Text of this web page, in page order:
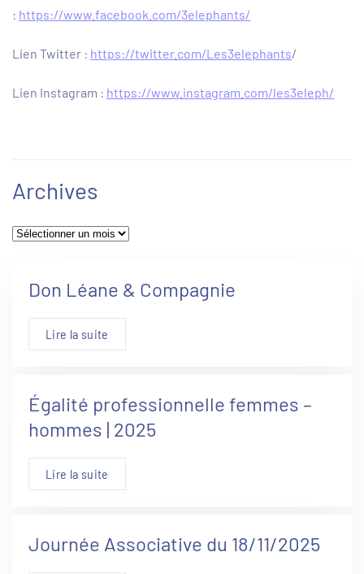
: https://www.facebook.com/3elephants/
Lien Twitter : https://twitter.com/Les3elephants/
Lien Instagram : https://www.instagram.com/les3eleph/
Archives
Archives
Don Léane & Compagnie
Lire la suite
Égalité professionnelle femmes –
hommes | 2025
Lire la suite
Journée Associative du 18/11/2025